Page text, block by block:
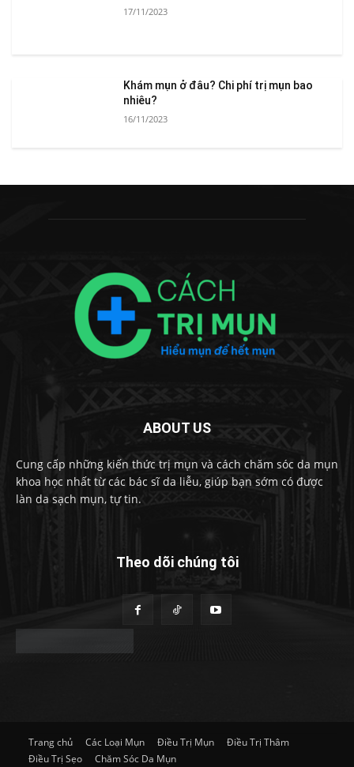
17/11/2023
Khám mụn ở đâu? Chi phí trị mụn bao
nhiêu?
16/11/2023
ABOUT US
Cung cấp những kiến thức trị mụn và cách chăm sóc da mụn
khoa học nhất từ các bác sĩ da liễu, giúp bạn sớm có được
làn da sạch mụn, tự tin.
Theo dõi chúng tôi
Trang chủ Các Loại Mụn Điều Trị Mụn
Điều Trị Thâm
Điều Trị Sẹo
Chăm Sóc Da Mụn